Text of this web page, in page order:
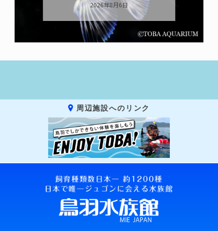
2026年8月6日
周辺施設へのリンク